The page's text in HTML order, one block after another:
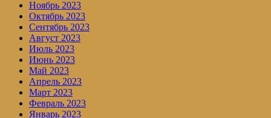
Ноябрь 2023
Октябрь 2023
Сентябрь 2023
Август 2023
Июль 2023
Июнь 2023
Май 2023
Апрель 2023
Март 2023
Февраль 2023
Январь 2023